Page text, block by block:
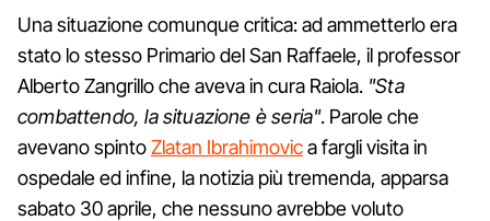
Una situazione comunque critica: ad ammetterlo era
stato lo stesso Primario del San Raffaele, il professor
Alberto Zangrillo che aveva in cura Raiola. "Sta
combattendo, la situazione è seria". Parole che
avevano spintoZlatan Ibrahimovica fargli visita in
ospedale ed infine, la notizia più tremenda, apparsa
sabato 30 aprile, che nessuno avrebbe voluto